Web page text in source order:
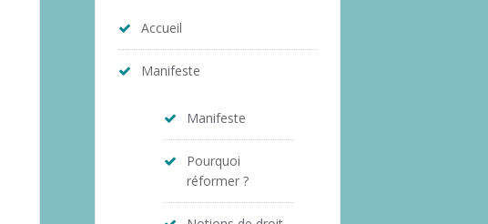
Accueil
Manifeste
Manifeste
Pourquoi
réformer ?